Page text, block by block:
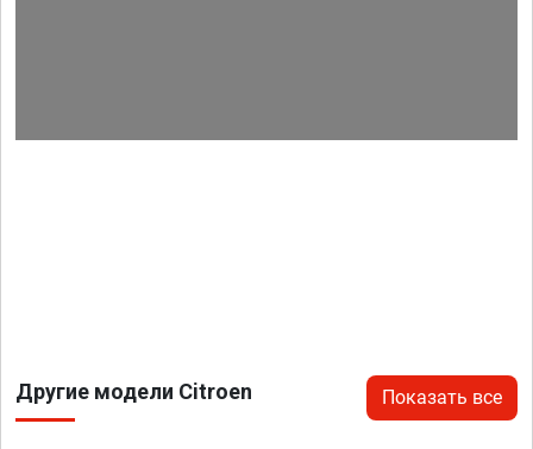
Другие модели Citroen Показать все